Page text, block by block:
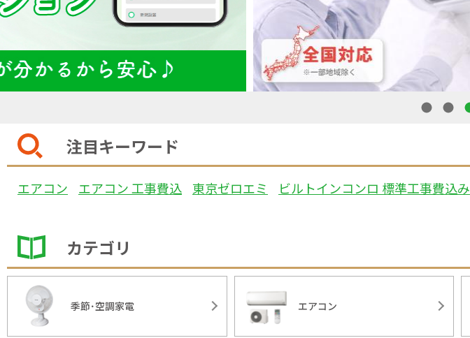
1 2
注目キーワード
エアコン エアコン 工事費込 東京ゼロエミ ビルトインコンロ 標準工事費込み
カテゴリ
季節･空調家電 エアコン